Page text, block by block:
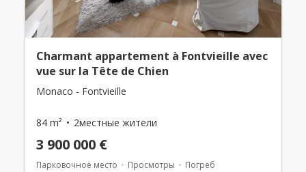
Charmant appartement à Fontvieille avec
vue sur la Tête de Chien
Monaco - Fontvieille
84 m² 2местные жители
3 900 000 €
Парковочное место Просмотры Погреб